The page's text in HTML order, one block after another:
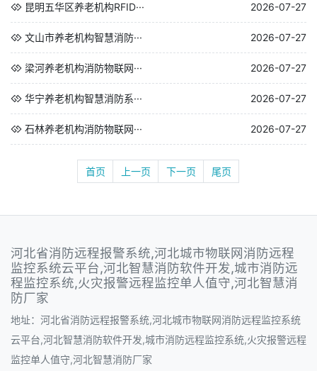
昆明五华区养老机构RFID··· 2026-07-27
文山市养老机构智慧消防··· 2026-07-27
梁河养老机构消防物联网··· 2026-07-27
华宁养老机构智慧消防系··· 2026-07-27
石林养老机构消防物联网··· 2026-07-27
首页 上一页 下一页 尾页
河北省消防远程报警系统,河北城市物联网消防远程
监控系统云平台,河北智慧消防软件开发,城市消防远
程监控系统,火灾报警远程监控单人值守,河北智慧消
防厂家
地址：河北省消防远程报警系统,河北城市物联网消防远程监控系统
云平台,河北智慧消防软件开发,城市消防远程监控系统,火灾报警远程
监控单人值守,河北智慧消防厂家